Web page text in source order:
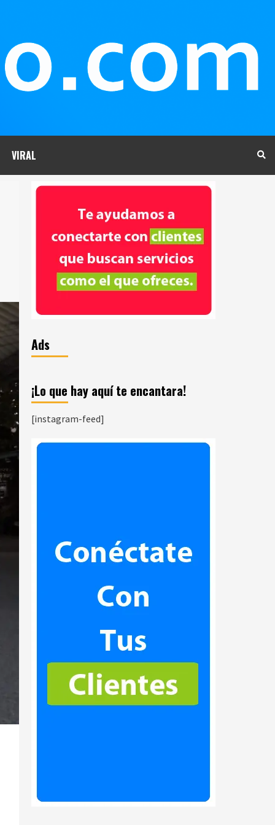
VIRAL
Ads
¡Lo que hay aquí te encantara!
[instagram-feed]